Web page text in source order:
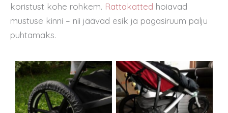
koristust kohe rohkem. Rattakatted hoiavad
mustuse kinni – nii jäävad esik ja pagasiruum palju
puhtamaks.